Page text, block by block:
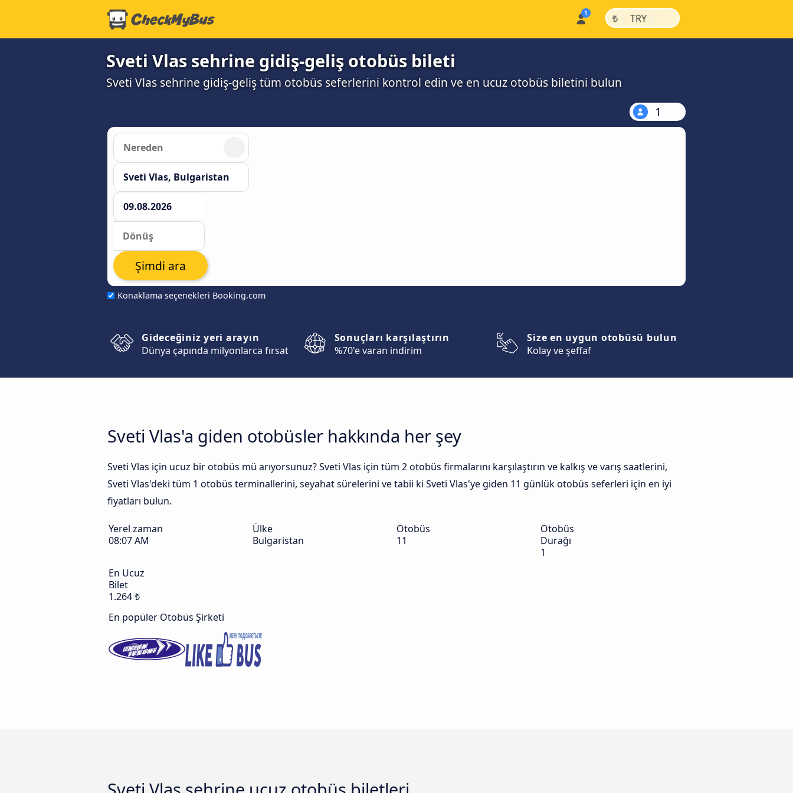
₺ | TRY |
Sveti Vlas sehrine gidiş-geliş otobüs bileti
Sveti Vlas sehrine gidiş-geliş tüm otobüs seferlerini kontrol edin ve en ucuz otobüs biletini bulun
1
Konaklama seçenekleri Booking.com
Şimdi ara
Gideceğiniz yeri arayın
Dünya çapında milyonlarca fırsat
Sonuçları karşılaştırın
%70'e varan indirim
Size en uygun otobüsü bulun
Kolay ve şeffaf
Sveti Vlas'a giden otobüsler hakkında her şey
Sveti Vlas için ucuz bir otobüs mü arıyorsunuz? Sveti Vlas için tüm 2 otobüs firmalarını karşılaştırın ve kalkış ve varış saatlerini,
Sveti Vlas'deki tüm 1 otobüs terminallerini, seyahat sürelerini ve tabii ki Sveti Vlas'ye giden 11 günlük otobüs seferleri için en iyi
fiyatları bulun.
Yerel zaman
08:07 AM
Ülke
Bulgaristan
Otobüs
11
Otobüs
Durağı
1
En Ucuz
Bilet
1.264 ₺
En popüler Otobüs Şirketi